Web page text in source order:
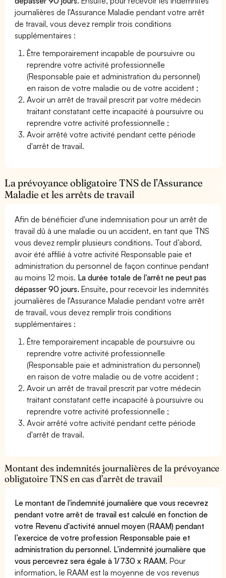
journalières de l'Assurance Maladie pendant votre arrêt
de travail, vous devez remplir trois conditions
supplémentaires :
Être temporairement incapable de poursuivre ou
reprendre votre activité professionnelle
(Responsable paie et administration du personnel)
en raison de votre maladie ou de votre accident ;
Avoir un arrêt de travail prescrit par votre médecin
traitant constatant cette incapacité à poursuivre ou
reprendre votre activité professionnelle ;
Avoir arrêté votre activité pendant cette période
d'arrêt de travail.
La prévoyance obligatoire TNS de l’Assurance
Maladie et les arrêts de travail
Afin de bénéficier d'une indemnisation pour un arrêt de
travail dû à une maladie ou un accident, en tant que TNS
vous devez remplir plusieurs conditions. Tout d’abord,
avoir été affilié à votre activité Responsable paie et
administration du personnel de façon continue pendant
au moins 12 mois. La durée totale de l'arrêt ne peut pas
dépasser 90 jours. Ensuite, pour recevoir les indemnités
journalières de l'Assurance Maladie pendant votre arrêt
de travail, vous devez remplir trois conditions
supplémentaires :
Être temporairement incapable de poursuivre ou
reprendre votre activité professionnelle
(Responsable paie et administration du personnel)
en raison de votre maladie ou de votre accident ;
Avoir un arrêt de travail prescrit par votre médecin
traitant constatant cette incapacité à poursuivre ou
reprendre votre activité professionnelle ;
Avoir arrêté votre activité pendant cette période
d'arrêt de travail.
Montant des indemnités journalières de la prévoyance
obligatoire TNS en cas d’arrêt de travail
Le montant de l'indemnité journalière que vous recevrez
pendant votre arrêt de travail est calculé en fonction de
votre Revenu d'activité annuel moyen (RAAM) pendant
l’exercice de votre profession Responsable paie et
administration du personnel. L’indemnité journalière que
vous percevrez sera égale à 1/730 x RAAM. Pour
information, le RAAM est la moyenne de vos revenus